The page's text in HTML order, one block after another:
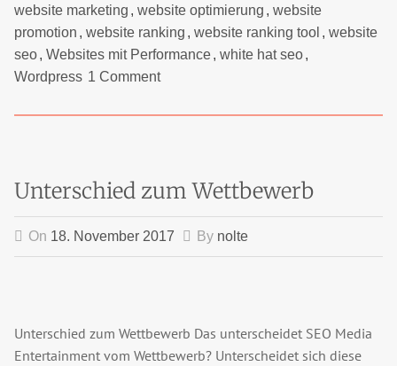
website marketing , website optimierung , website
promotion , website ranking , website ranking tool , website
seo, Websites mit Performance, white hat seo,
Wordpress 1 Comment
Unterschied zum Wettbewerb
On 18. November 2017 By nolte
Unterschied zum Wettbewerb Das unterscheidet SEO Media
Entertainment vom Wettbewerb? Unterscheidet sich diese